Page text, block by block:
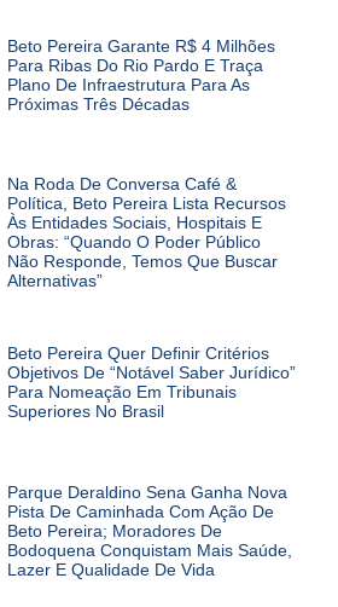
Beto Pereira Garante R$ 4 Milhões
Para Ribas Do Rio Pardo E Traça
Plano De Infraestrutura Para As
Próximas Três Décadas
Na Roda De Conversa Café &
Política, Beto Pereira Lista Recursos
Às Entidades Sociais, Hospitais E
Obras: “Quando O Poder Público
Não Responde, Temos Que Buscar
Alternativas”
Beto Pereira Quer Definir Critérios
Objetivos De “notável Saber Jurídico”
Para Nomeação Em Tribunais
Superiores No Brasil
Parque Deraldino Sena Ganha Nova
Pista De Caminhada Com Ação De
Beto Pereira; Moradores De
Bodoquena Conquistam Mais Saúde,
Lazer E Qualidade De Vida